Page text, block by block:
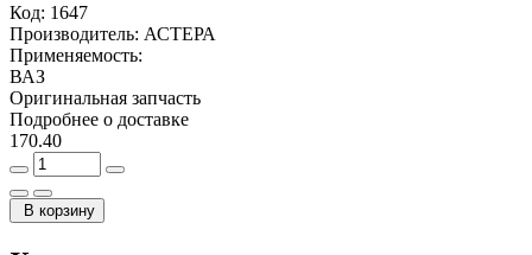
Код: 1647
Производитель: АСТЕРА
Применяемость:
ВАЗ
Оригинальная запчасть
Подробнее о доставке
170.40
В корзину